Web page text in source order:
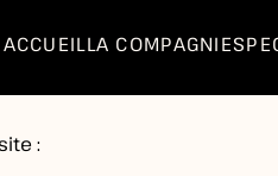
ACCUEILLA COMPAGNIE
: